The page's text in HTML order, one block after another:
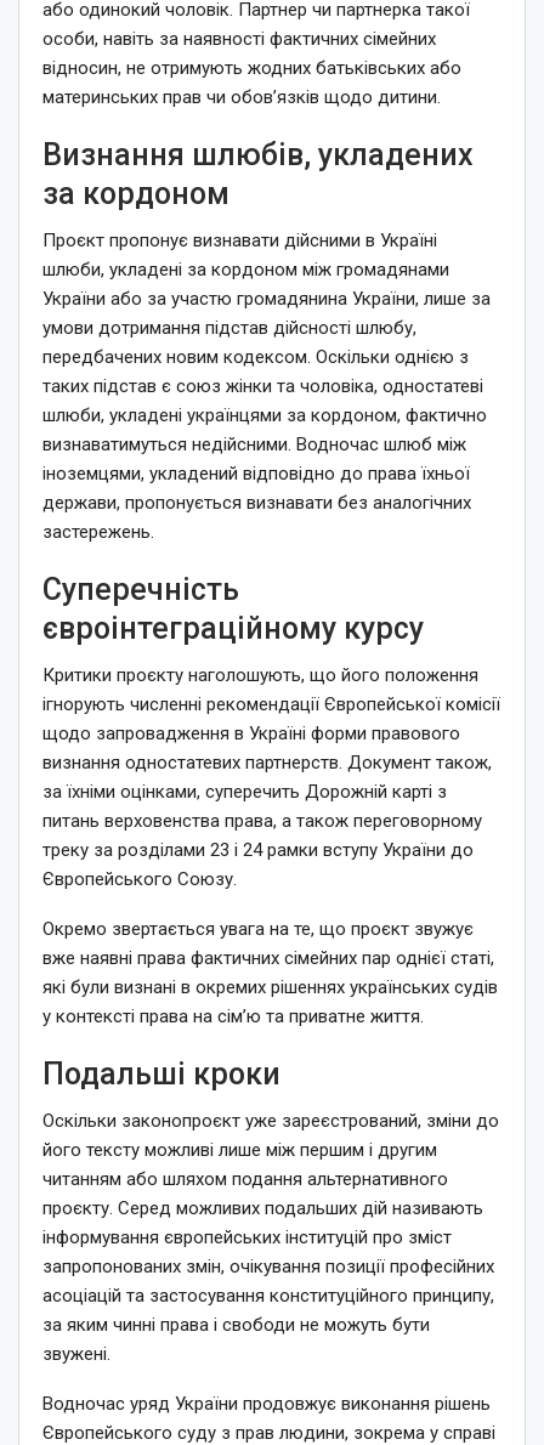
або одинокий чоловік. Партнер чи партнерка такої
особи, навіть за наявності фактичних сімейних
відносин, не отримують жодних батьківських або
материнських прав чи обов’язків щодо дитини.
Визнання шлюбів, укладених
за кордоном
Проєкт пропонує визнавати дійсними в Україні
шлюби, укладені за кордоном між громадянами
України або за участю громадянина України, лише за
умови дотримання підстав дійсності шлюбу,
передбачених новим кодексом. Оскільки однією з
таких підстав є союз жінки та чоловіка, одностатеві
шлюби, укладені українцями за кордоном, фактично
визнаватимуться недійсними. Водночас шлюб між
іноземцями, укладений відповідно до права їхньої
держави, пропонується визнавати без аналогічних
застережень.
Суперечність
євроінтеграційному курсу
Критики проєкту наголошують, що його положення
ігнорують численні рекомендації Європейської комісії
щодо запровадження в Україні форми правового
визнання одностатевих партнерств. Документ також,
за їхніми оцінками, суперечить Дорожній карті з
питань верховенства права, а також переговорному
треку за розділами 23 і 24 рамки вступу України до
Європейського Союзу.
Окремо звертається увага на те, що проєкт звужує
вже наявні права фактичних сімейних пар однієї статі,
які були визнані в окремих рішеннях українських судів
у контексті права на сім’ю та приватне життя.
Подальші кроки
Оскільки законопроєкт уже зареєстрований, зміни до
його тексту можливі лише між першим і другим
читанням або шляхом подання альтернативного
проєкту. Серед можливих подальших дій називають
інформування європейських інституцій про зміст
запропонованих змін, очікування позиції професійних
асоціацій та застосування конституційного принципу,
за яким чинні права і свободи не можуть бути
звужені.
Водночас уряд України продовжує виконання рішень
Європейського суду з прав людини, зокрема у справі